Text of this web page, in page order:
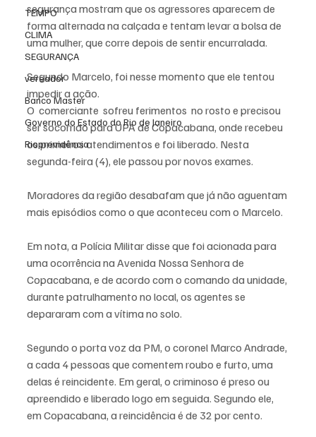
TEMPO
CLIMA
SEGURANÇA
vereador
Banco Master
Governo do Estado do Rio de Janeiro
Rioprevidência
segurança mostram que os agressores aparecem de
forma alternada na calçada e tentam levar a bolsa de
uma mulher, que corre depois de sentir encurralada.
Segundo Marcelo, foi nesse momento que ele tentou
impedir a ação.
O  comerciante  sofreu ferimentos  no rosto e precisou
ser socorrido para UPA de Copacabana, onde recebeu
os primeiros atendimentos e foi liberado. Nesta
segunda-feira (4), ele passou por novos exames.
Moradores da região desabafam que já não aguentam
mais episódios como o que aconteceu com o Marcelo.
Em nota, a Polícia Militar disse que foi acionada para
uma ocorrência na Avenida Nossa Senhora de
Copacabana, e de acordo com o comando da unidade,
durante patrulhamento no local, os agentes se
depararam com a vítima no solo.
Segundo o porta voz da PM, o coronel Marco Andrade,
a cada 4 pessoas que comentem roubo e furto, uma
delas é reincidente. Em geral, o criminoso é preso ou
apreendido e liberado logo em seguida. Segundo ele,
em Copacabana, a reincidência é de 32 por cento.